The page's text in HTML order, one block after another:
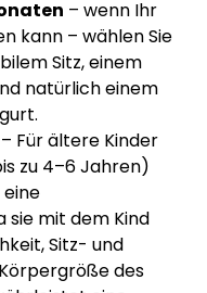
– wenn Ihr
kann – wählen Sie
Sitz, einem
natürlich einem
– Für ältere Kinder
zu 4–6 Jahren)
sie mit dem Kind
Sitz- und
des